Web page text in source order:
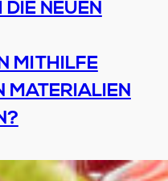
NEUEN
MITHILFE
MATERIALIEN